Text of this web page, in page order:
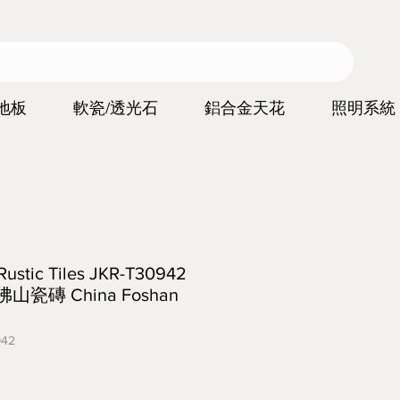
板 軟瓷/透光石 鋁合金天花 照明系統
Tiles JKR-T30942
山瓷磚 China Foshan